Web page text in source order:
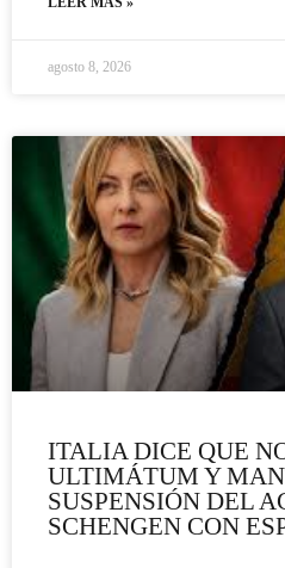
agosto 8, 2026
ITALIA DICE QUE
ULTIMÁTUM Y
SUSPENSIÓN DEL
SCHENGEN CON